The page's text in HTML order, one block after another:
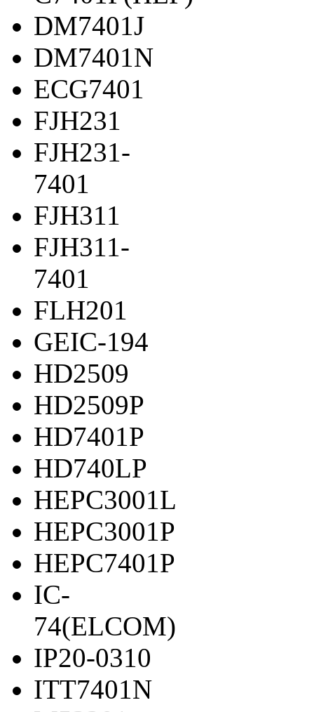
DM7401J
DM7401N
ECG7401
FJH231
FJH231-
7401
FJH311
FJH311-
7401
FLH201
GEIC-194
HD2509
HD2509P
HD7401P
HD740LP
HEPC3001L
HEPC3001P
HEPC7401P
IC-
74(ELCOM)
IP20-0310
ITT7401N